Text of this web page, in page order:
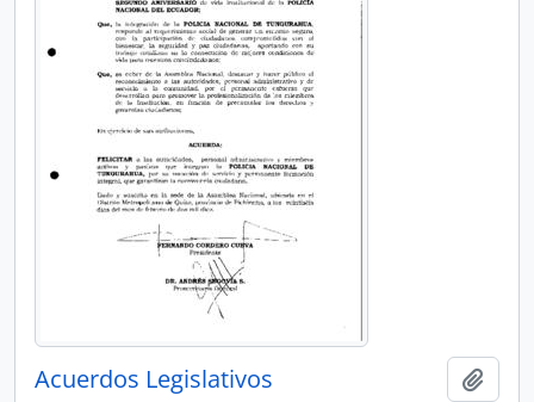
Acuerdos Legislativos